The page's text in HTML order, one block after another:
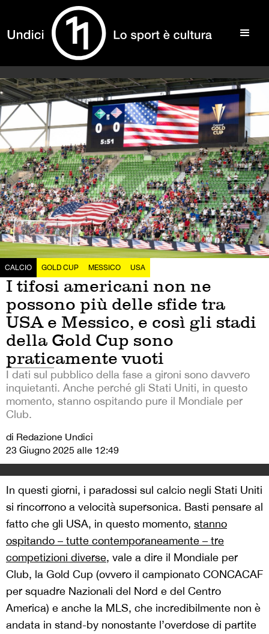
CALCIO GOLD CUP MESSICO USA
I tifosi americani non ne
possono più delle sfide tra
USA e Messico, e così gli stadi
della Gold Cup sono
praticamente vuoti
I dati sul pubblico della fase a gironi sono davvero
inquietanti. Anche perché gli Stati Uniti, in questo
momento, stanno ospitando pure il Mondiale per
Club.
di Redazione Undici
23 Giugno 2025 alle 12:49
In questi giorni, i paradossi sul calcio negli Stati Uniti
si rincorrono a velocità supersonica. Basti pensare al
fatto che gli USA, in questo momento, stanno
ospitando – tutte contemporaneamente – tre
competizioni diverse, vale a dire il Mondiale per
Club, la Gold Cup (ovvero il campionato CONCACAF
per squadre Nazionali del Nord e del Centro
America) e anche la MLS, che incredibilmente non è
andata in stand-by nonostante l’overdose di partite